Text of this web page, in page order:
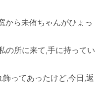
から未侑ちゃんがひょっ
の所に来て,手に持ってい
ってあったけど,今日,返